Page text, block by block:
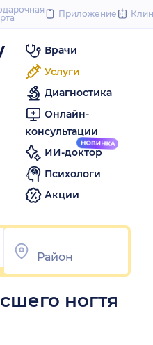
to
Приложение
Врачи
Услуги
Диагностика
Онлайн-
консультации
ИИ-доктор
Психологи
Акции
ногтя